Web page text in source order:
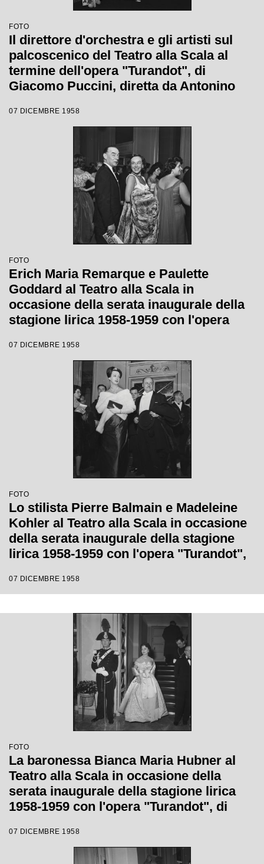
FOTO
Il direttore d'orchestra e gli artisti sul
palcoscenico del Teatro alla Scala al
termine dell'opera "Turandot", di
Giacomo Puccini, diretta da Antonino
Wallmann, che inaugura la stagione
lirica 1958-1959
07 DICEMBRE 1958
FOTO
Erich Maria Remarque e Paulette
Goddard al Teatro alla Scala in
occasione della serata inaugurale della
stagione lirica 1958-1959 con l'opera
da Antonino Votto, con la regia di
Margherita Wallmann
07 DICEMBRE 1958
FOTO
Lo stilista Pierre Balmain e Madeleine
Kohler al Teatro alla Scala in occasione
della serata inaugurale della stagione
lirica 1958-1959 con l'opera "Turandot",
Votto con la regia di Margherita
07 DICEMBRE 1958
FOTO
La baronessa Bianca Maria Hubner al
Teatro alla Scala in occasione della
serata inaugurale della stagione lirica
1958-1959 con l'opera "Turandot", di
Votto con la regia di Margherita
07 DICEMBRE 1958